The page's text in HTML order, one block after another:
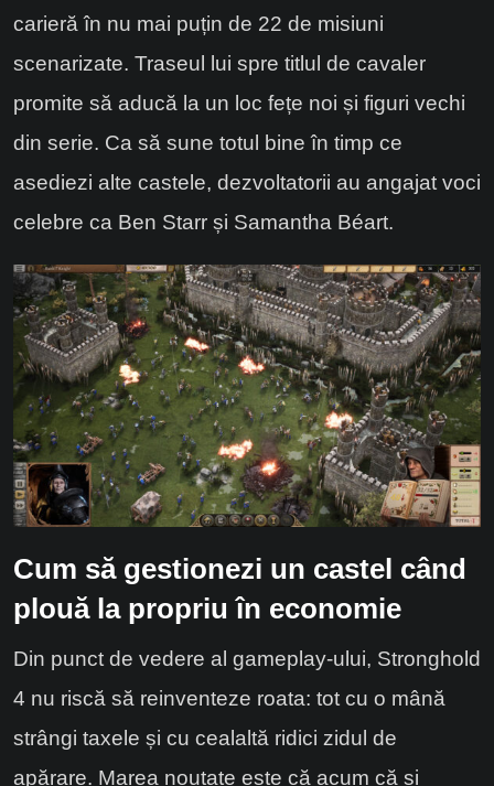
carieră în nu mai puțin de 22 de misiuni
scenarizate. Traseul lui spre titlul de cavaler
promite să aducă la un loc fețe noi și figuri vechi
din serie. Ca să sune totul bine în timp ce
asediezi alte castele, dezvoltatorii au angajat voci
celebre ca Ben Starr și Samantha Béart.
Cum să gestionezi un castel când
plouă la propriu în economie
Din punct de vedere al gameplay-ului, Stronghold
4 nu riscă să reinventeze roata: tot cu o mână
strângi taxele și cu cealaltă ridici zidul de
apărare. Marea noutate este că acum că și